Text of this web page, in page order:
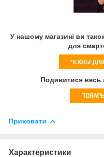
У нашому магазині ви
для
Подивитися весь
Приховати
Характеристики